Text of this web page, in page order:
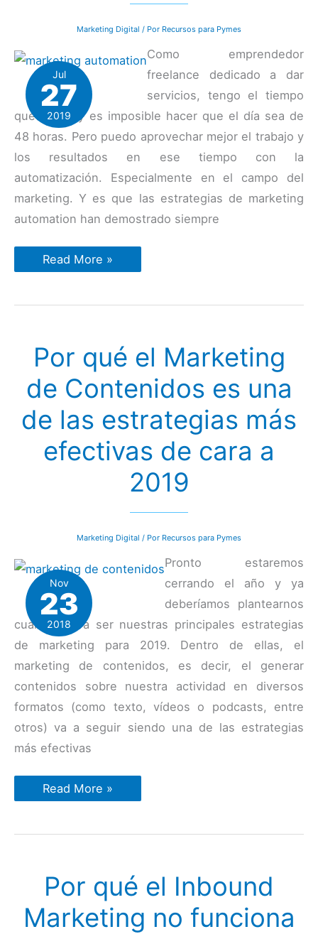
Marketing Digital / Por Recursos para Pymes
Jul
27
2019
Como emprendedor
freelance dedicado a dar
servicios, tengo el tiempo
que tengo y es imposible hacer que el día sea de
48 horas. Pero puedo aprovechar mejor el trabajo y
los resultados en ese tiempo con la
automatización. Especialmente en el campo del
marketing. Y es que las estrategias de marketing
automation han demostrado siempre
Caso
de
aumentar
interesados
con
automatización
del
marketing
Read More »
Por qué el Marketing
de Contenidos es una
de las estrategias más
efectivas de cara a
2019
Marketing Digital / Por Recursos para Pymes
Nov
23
2018
Pronto estaremos
cerrando el año y ya
deberíamos plantearnos
cuáles van a ser nuestras principales estrategias
de marketing para 2019. Dentro de ellas, el
marketing de contenidos, es decir, el generar
contenidos sobre nuestra actividad en diversos
formatos (como texto, vídeos o podcasts, entre
otros) va a seguir siendo una de las estrategias
más efectivas
Por
qué
de
de
las
más
efectivas
Read More »
Por qué el Inbound
Marketing no funciona